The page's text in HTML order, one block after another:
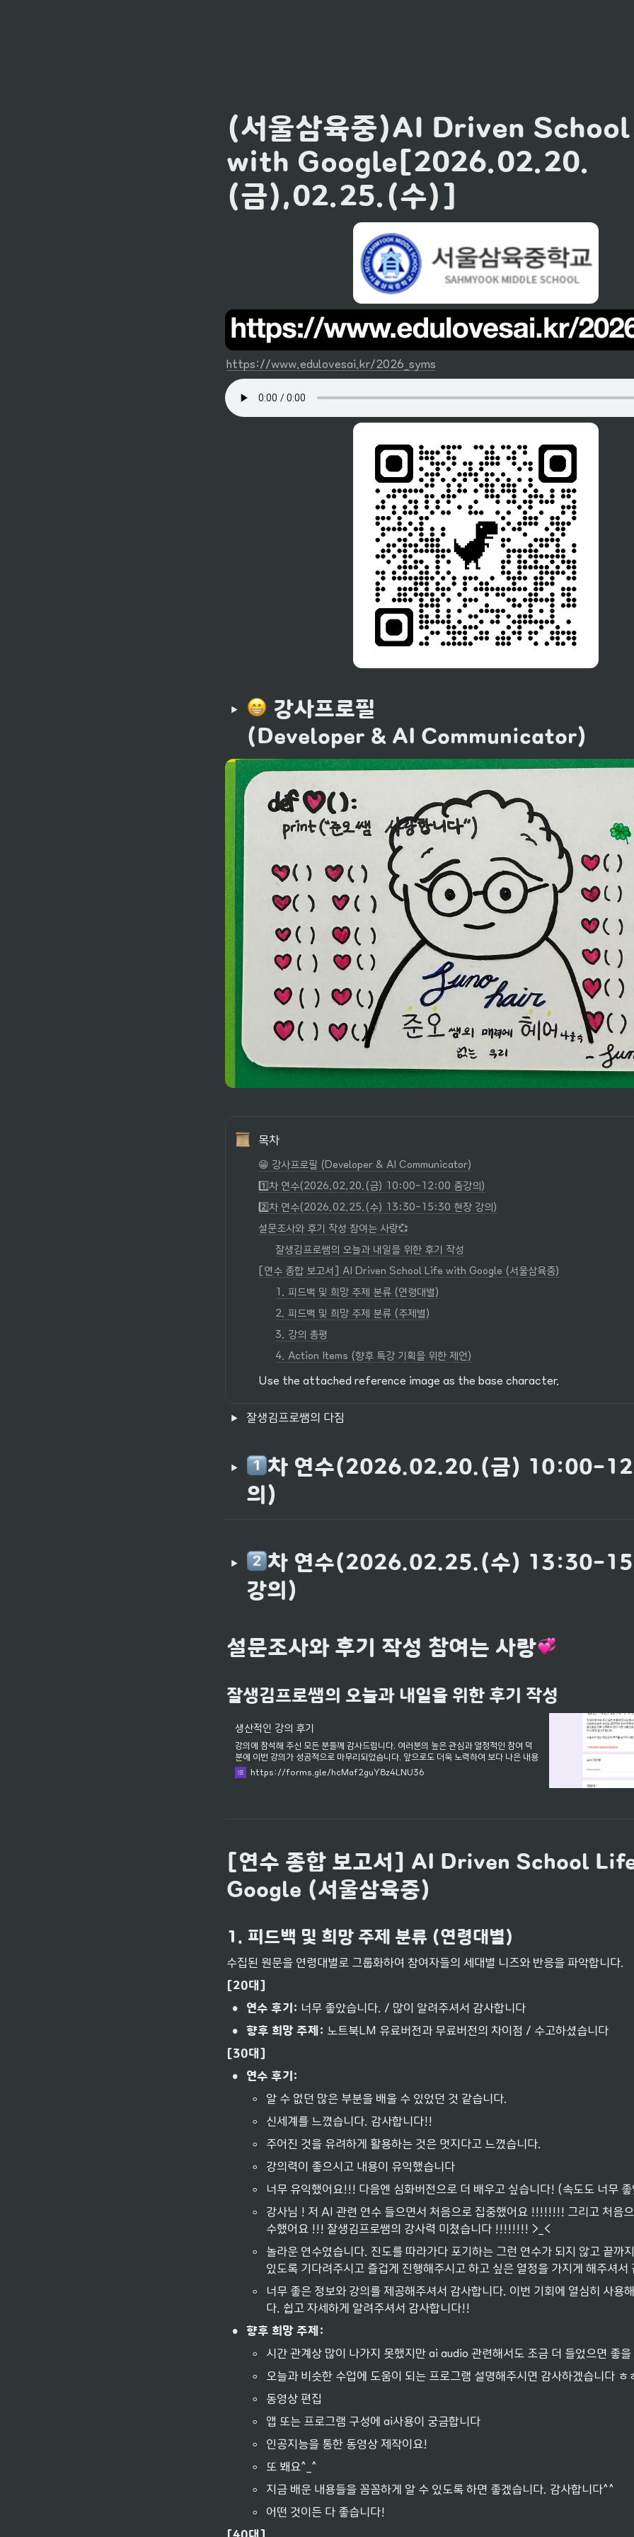
(서울삼육중)AI Driven
with Google[2026.02.20.
(금),02.25.(수)]
https://www.edulovesai.kr/2026_syms
강사프로필
(Developer & AI Communicator)
목차
😁 강사프로필 (Developer & AI Communicator)
1️⃣차 연수(2026.02.20.(금) 10:00-12:00 줌강의)
2️⃣차 연수(2026.02.25.(수) 13:30-15:30 현장 강의)
설문조사와 후기 작성 참여는 사랑💞
잘생김프로쌤의 오늘과 내일을 위한 후기 작성
[연수 종합 보고서] AI Driven School Life with Google (서울삼육중)
1. 피드백 및 희망 주제 분류 (연령대별)
2. 피드백 및 희망 주제 분류 (주제별)
3. 강의 총평
4. Action Items (향후 특강 기획을 위한 제언)
Use the attached reference image as the base character.
잘생김프로쌤의 다짐
차 연수(2026.02.20.(금) 10:00-
의)
차 연수(2026.02.25.(수) 13:30-
강의)
설문조사와 후기 작성 참여는 사랑
잘생김프로쌤의 오늘과 내일을 위한 후기 작성
생산적인 강의 후기
강의에 참석해 주신 모든 분들께 감사드립니다. 여러분의 높은 관심과 열정적인 참여 덕
분에 이번 강의가 성공적으로 마무리되었습니다. 앞으로도 더욱 노력하여 보다 나은 내용
으로 여러분께 보답할 수 있는 강의를 제공하겠습니다. 다시 한번 감사드립니다. 소중하
고 생산적인 강의 후기를 남겨주시면 제가 행복할 것 같습니다.
https://forms.gle/hcMaf2guY8z4LNU36
[연수 종합 보고서] AI Driven School
Google (서울삼육중)
1. 피드백 및 희망 주제 분류 (연령대별)
수집된 원문을 연령대별로 그룹화하여 참여자들의 세대별 니즈와 반응을 파악합니다.
[20대]
• 연수 후기: 너무 좋았습니다. / 많이 알려주셔서 감사합니다
• 향후 희망 주제: 노트북LM 유료버전과 무료버전의 차이점 / 수고하셨습니다
[30대]
• 연수 후기:
◦ 알 수 없던 많은 부분을 배울 수 있었던 것 같습니다.
◦ 신세계를 느꼈습니다. 감사합니다!!
◦ 주어진 것을 유려하게 활용하는 것은 멋지다고 느꼈습니다.
◦ 강의력이 좋으시고 내용이 유익했습니다
◦ 너무 유익했어요!!! 다음엔 심화버전으로 더 배우고 싶습니다! (속도도 너무
◦
강사님 ! 저 AI 관련 연수 들으면서 처음으로 집중했어요 !!!!!!!! 그리고 처음
수했어요 !!! 잘생김프로쌤의 강사력 미쳤습니다 !!!!!!!! >_<
◦
놀라운 연수였습니다. 진도를 따라가다 포기하는 그런 연수가 되지 않고 끝까
있도록 기다려주시고 즐겁게 진행해주시고 하고 싶은 열정을 가지게 해주셔서
◦
너무 좋은 정보와 강의를 제공해주셔서 감사합니다. 이번 기회에 열심히 사용
다. 쉽고 자세하게 알려주셔서 감사합니다!!
• 향후 희망 주제:
◦ 시간 관계상 많이 나가지 못했지만 ai audio 관련해서도 조금 더 들었으면 좋
◦ 오늘과 비슷한 수업에 도움이 되는 프로그램 설명해주시면 감사하겠습니다 ㅎ
◦ 동영상 편집
◦ 앱 또는 프로그램 구성에 ai사용이 궁금합니다
◦ 인공지능을 통한 동영상 제작이요!
◦ 또 봬요^_^
◦ 지금 배운 내용들을 꼼꼼하게 알 수 있도록 하면 좋겠습니다. 감사합니다^^
◦
어떤 것이든 다 좋습니다!